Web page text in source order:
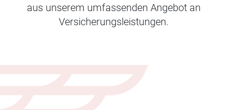
aus unserem umfassenden Angebot an
Versicherungsleistungen.